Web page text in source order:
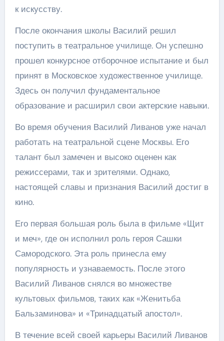
к искусству.
После окончания школы Василий решил
поступить в театральное училище. Он успешно
прошел конкурсное отборочное испытание и был
принят в Московское художественное училище.
Здесь он получил фундаментальное
образование и расширил свои актерские навыки.
Во время обучения Василий Ливанов уже начал
работать на театральной сцене Москвы. Его
талант был замечен и высоко оценен как
режиссерами, так и зрителями. Однако,
настоящей славы и признания Василий достиг в
кино.
Его первая большая роль была в фильме «Щит
и меч», где он исполнил роль героя Сашки
Самородского. Эта роль принесла ему
популярность и узнаваемость. После этого
Василий Ливанов снялся во множестве
культовых фильмов, таких как «Женитьба
Бальзаминова» и «Тринадцатый апостол».
В течение всей своей карьеры Василий Ливанов